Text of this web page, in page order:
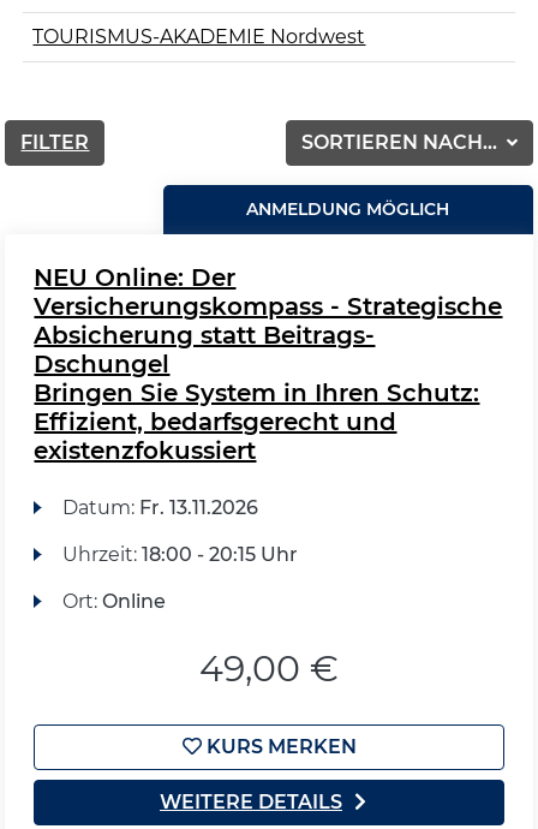
TOURISMUS-AKADEMIE Nordwest
SORTIEREN NACH...
FILTER
ANMELDUNG MÖGLICH
NEU Online: Der
Versicherungskompass - Strategische
Absicherung statt Beitrags-
Dschungel
Bringen Sie System in Ihren Schutz:
Effizient, bedarfsgerecht und
existenzfokussiert
Datum: Fr. 13.11.2026
Uhrzeit: 18:00 - 20:15 Uhr
Ort: Online
49,00 €
KURS MERKEN
WEITERE DETAILS